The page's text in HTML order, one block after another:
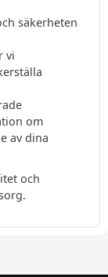
säkerheten
vi
om
av dina
och